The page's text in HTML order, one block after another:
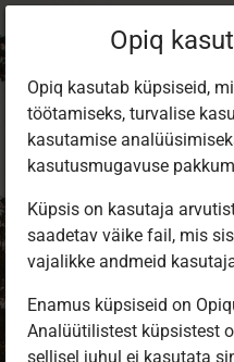
Sisene
Opiq
Opiq kasutab küpsiseid,
töötamiseks, turvalise
kasutamise
kasutusmugavuse
Küpsis on kasutaja
saadetav väike fail, mis
vajalikke andmeid
Enamus küpsiseid on
Analüütilistest küpsistest
sellisel juhul ei kasutata